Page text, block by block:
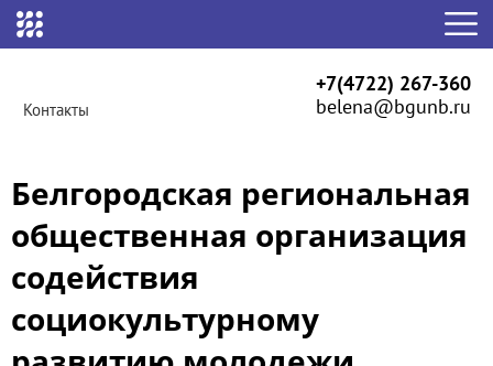
Контакты
+7(4722) 267-360
belena@bgunb.ru
Белгородская региональная
общественная организация
содействия
социокультурному